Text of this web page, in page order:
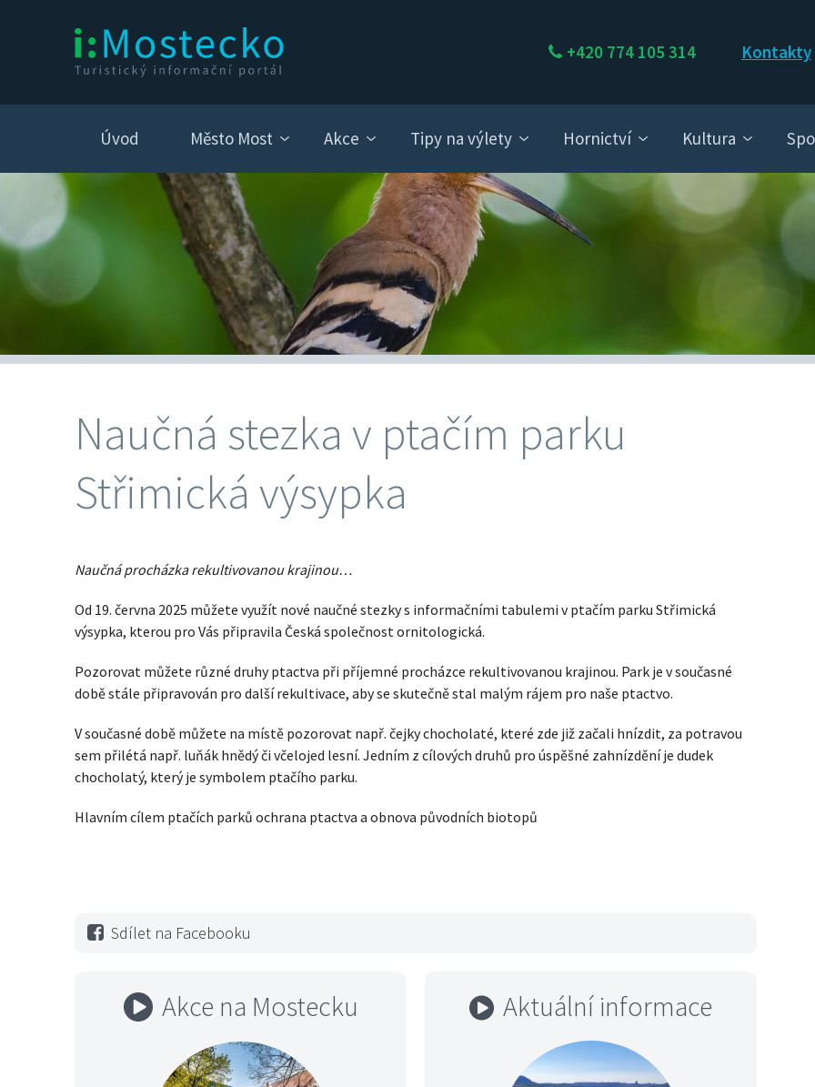
+420 774 105 314 Kontakty
Úvod Město Most Akce Tipy na výlety Hornictví Kultura
Naučná stezka v ptačím parku
Střimická výsypka
Naučná procházka rekultivovanou krajinou…
Od 19. června 2025 můžete využít nové naučné stezky s informačními tabulemi v ptačím parku Střimická
výsypka, kterou pro Vás připravila Česká společnost ornitologická.
Pozorovat můžete různé druhy ptactva při příjemné procházce rekultivovanou krajinou. Park je v současné
době stále připravován pro další rekultivace, aby se skutečně stal malým rájem pro naše ptactvo.
V současné době můžete na místě pozorovat např. čejky chocholaté, které zde již začali hnízdit, za potravou
sem přilétá např. luňák hnědý či včelojed lesní. Jedním z cílových druhů pro úspěšné zahnízdění je dudek
chocholatý, který je symbolem ptačího parku.
Hlavním cílem ptačích parků ochrana ptactva a obnova původních biotopů
Sdílet na Facebooku
Akce na Mostecku Aktuální informace